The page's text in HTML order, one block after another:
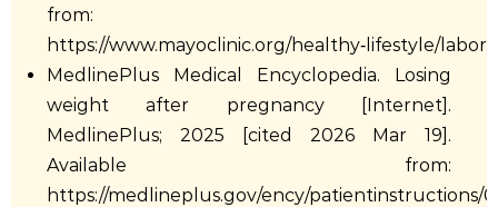
from:
https://www.mayoclinic.org/healthy‑lifestyle/
MedlinePlus Medical Encyclopedia. Losing
weight after pregnancy [Internet].
MedlinePlus; 2025 [cited 2026 Mar 19].
Available from:
https://medlineplus.gov/ency/patientinstructions/